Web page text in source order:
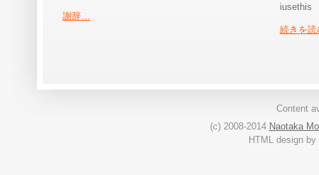
謝辞…
iusethis
続きを
Content
(c) 2008-2014 Naotaka
HTML design by